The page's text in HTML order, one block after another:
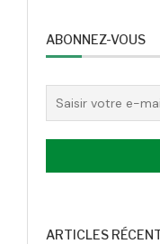
ABONNEZ-VOUS
ARTICLES